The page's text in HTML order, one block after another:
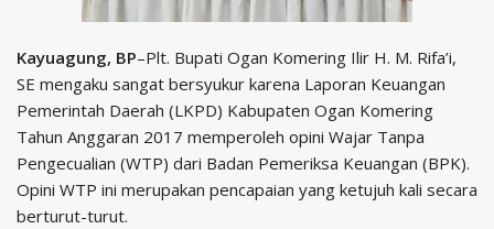
Kayuagung, BP–Plt. Bupati Ogan Komering Ilir H. M. Rifa’i,
SE mengaku sangat bersyukur karena Laporan Keuangan
Pemerintah Daerah (LKPD) Kabupaten Ogan Komering
Tahun Anggaran 2017 memperoleh opini Wajar Tanpa
Pengecualian (WTP) dari Badan Pemeriksa Keuangan (BPK).
Opini WTP ini merupakan pencapaian yang ketujuh kali secara
berturut-turut.